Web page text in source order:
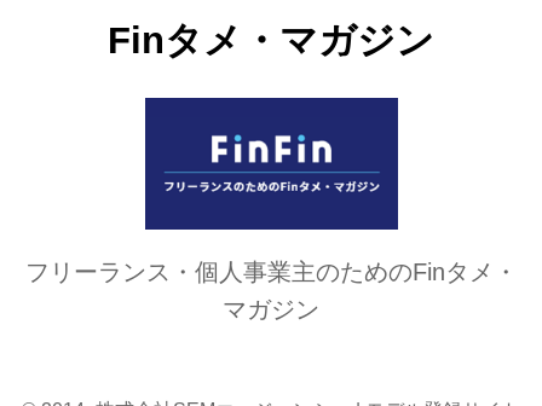
Finタメ・マガジン
フリーランス・個人事業主のためのFinタメ・
マガジン